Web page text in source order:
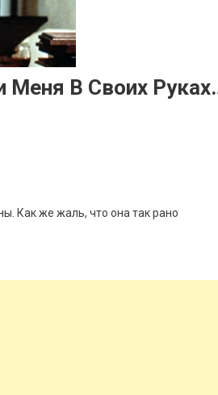
Меня В Своих
Как же жаль, что она так рано